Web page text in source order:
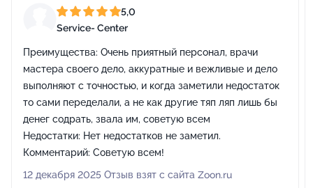
5,0
Service- Center
Преимущества: Очень приятный персонал, врачи
мастера своего дело, аккуратные и вежливые и дело
выполняют с точностью, и когда заметили недостаток
то сами переделали, а не как другие тяп ляп лишь бы
денег содрать, звала им, советую всем
Недостатки: Нет недостатков не заметил.
Комментарий: Советую всем!
12 декабря 2025 Отзыв взят с сайта Zoon.ru